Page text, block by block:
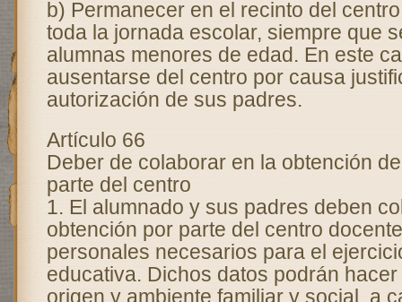
b) Permanecer en el recinto del
toda la jornada escolar, siempre que
alumnas menores de edad. En este
ausentarse del centro por causa
autorización de sus padres.
Artículo 66
Deber de colaborar en la obtención
parte del centro
1. El alumnado y sus padres deben
obtención por parte del centro
personales necesarios para el
educativa. Dichos datos podrán
origen y ambiente familiar y social, a